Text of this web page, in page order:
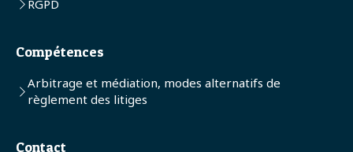
RGPD
Compétences
Arbitrage et médiation, modes alternatifs de
règlement des litiges
Contact